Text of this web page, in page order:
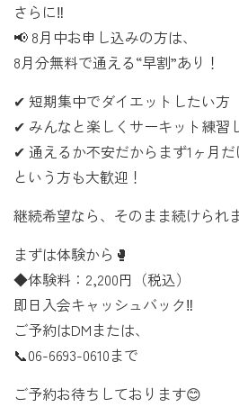
さらに‼️
📢 8月中お申し込みの方は、
8月分無料で通える“早割”あり！
✔ 短期集中でダイエットしたい方
✔ みんなと楽しくサーキット練習
✔ 通えるか不安だからまず1ヶ月
という方も大歓迎！
継続希望なら、そのまま続けられ
まずは体験から🥊
◆体験料：2,200円（税込）
即日入会キャッシュバック‼️
ご予約はDMまたは、
📞06-6693-0610まで
ご予約お待ちしております😊